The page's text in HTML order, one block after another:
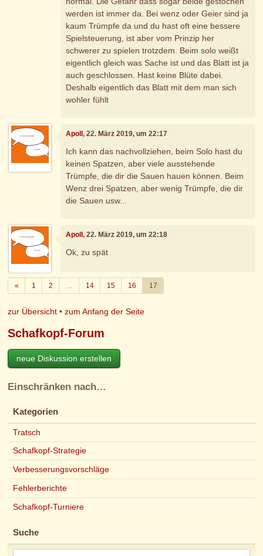
werden ist immer da. Bei wenz oder Geier sind ja
kaum Trümpfe da und du hast oft eine bessere
Spielsteuerung, ist aber vom Prinzip her
schwerer zu spielen trotzdem. Beim solo weißt
eigentlich gleich was Sache ist und das Blatt ist ja
auch geschlossen. Hast keine Blüte dabei.
Deshalb eigentlich das Blatt mit dem man sich
wohler fühlt
Apoll, 22. März 2019, um 22:17
Ich kann das nachvollziehen, beim Solo hast du
keinen Spatzen, aber viele ausstehende
Trümpfe, die dir die Sauen hauen können. Beim
Wenz drei Spatzen, aber wenig Trümpfe, die dir
die Sauen usw...
Apoll, 22. März 2019, um 22:18
Ok, zu spät
«Zurück
1 2 … 14 15 16 17
zur Übersicht •zum Anfang der Seite
Schafkopf-Forum
neue Diskussion erstellen
Einschränken nach…
Kategorien
Tratsch
Schafkopf-Strategie
Verbesserungsvorschläge
Fehlerberichte
Schafkopf-Turniere
Suche